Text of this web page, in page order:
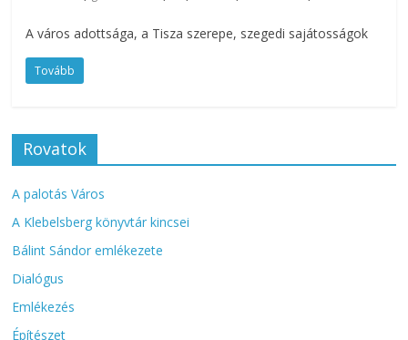
A város adottsága, a Tisza szerepe, szegedi sajátosságok
Tovább
Rovatok
A palotás Város
A Klebelsberg könyvtár kincsei
Bálint Sándor emlékezete
Dialógus
Emlékezés
Építészet